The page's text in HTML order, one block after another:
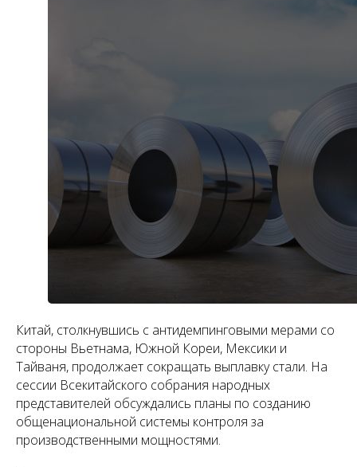
Китай, столкнувшись с антидемпинговыми мерами со
стороны Вьетнама, Южной Кореи, Мексики и
Тайваня, продолжает сокращать выплавку стали. На
сессии Всекитайского собрания народных
представителей обсуждались планы по созданию
общенациональной системы контроля за
производственными мощностями.